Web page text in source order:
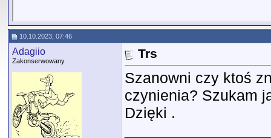
10.10.2023, 07:46
Adagiio
Zakonserwowany
Trs
Szanowni czy ktoś
czynienia? Szukam
Dzięki .